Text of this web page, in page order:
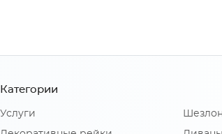
Категории
Услуги